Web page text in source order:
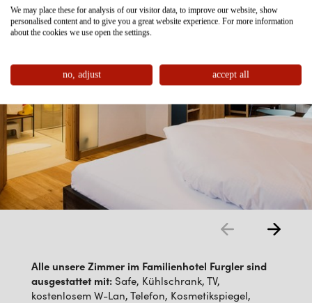
Alle unsere Zimmer im Familienhotel Furgler sind
ausgestattet mit:Safe, Kühlschrank, TV,
kostenlosem W-Lan, Telefon, Kosmetikspiegel,
We may place these for analysis of our visitor data, to improve our website, show
personalised content and to give you a great website experience. For more information
about the cookies we use open the settings.
no, adjust accept all